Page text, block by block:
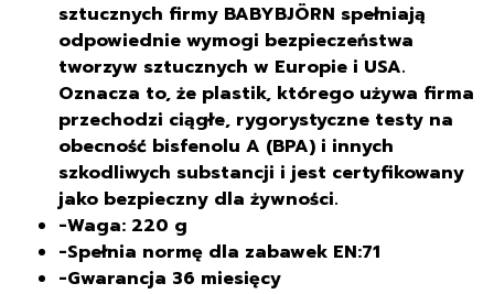
sztucznych firmy BABYBJÖRN spełniają
odpowiednie wymogi bezpieczeństwa
tworzyw sztucznych w Europie i USA.
Oznacza to, że plastik, którego używa firma
przechodzi ciągłe, rygorystyczne testy na
obecność bisfenolu A (BPA) i innych
szkodliwych substancji i jest certyfikowany
jako bezpieczny dla żywności.
-Waga: 220 g
-Spełnia normę dla zabawek EN:71
-Gwarancja 36 miesięcy